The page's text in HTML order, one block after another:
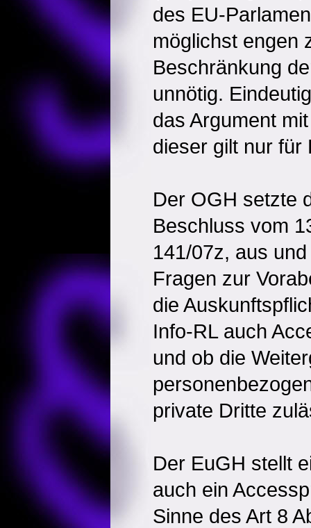
des EU-
möglichst engen
Beschränkung
unnötig.
das Argument
dieser gilt nur für
Der OGH setzte
Beschluss vom
141/07z, aus
Fragen zur
die
Info-RL auch
und ob die
private Dritte
Der EuGH stellt
auch ein
Sinne des Art 8